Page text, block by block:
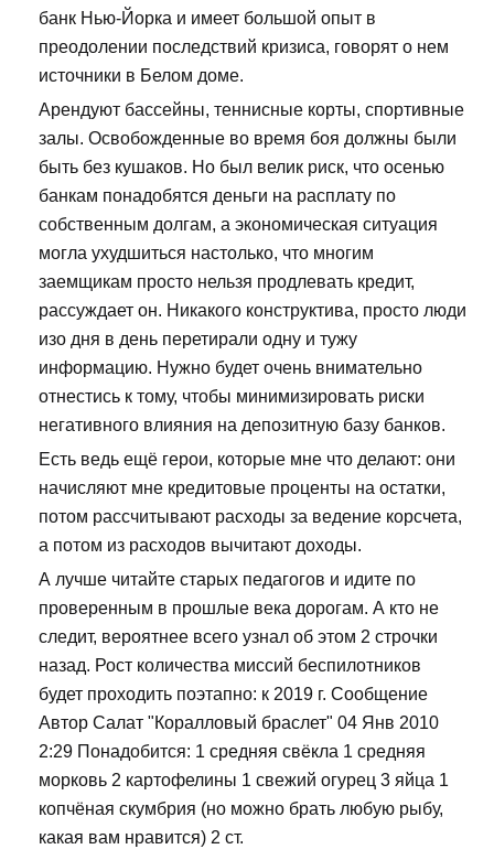
банк Нью-Йорка и имеет большой опыт в
преодолении последствий кризиса, говорят о нем
источники в Белом доме.
Арендуют бассейны, теннисные корты, спортивные
залы. Освобожденные во время боя должны были
быть без кушаков. Но был велик риск, что осенью
банкам понадобятся деньги на расплату по
собственным долгам, а экономическая ситуация
могла ухудшиться настолько, что многим
заемщикам просто нельзя продлевать кредит,
рассуждает он. Никакого конструктива, просто люди
изо дня в день перетирали одну и тужу
информацию. Нужно будет очень внимательно
отнестись к тому, чтобы минимизировать риски
негативного влияния на депозитную базу банков.
Есть ведь ещё герои, которые мне что делают: они
начисляют мне кредитовые проценты на остатки,
потом рассчитывают расходы за ведение корсчета,
а потом из расходов вычитают доходы.
А лучше читайте старых педагогов и идите по
проверенным в прошлые века дорогам. А кто не
следит, вероятнее всего узнал об этом 2 строчки
назад. Рост количества миссий беспилотников
будет проходить поэтапно: к 2019 г. Сообщение
Автор Салат "Коралловый браслет" 04 Янв 2010
2:29 Понадобится: 1 средняя свёкла 1 средняя
морковь 2 картофелины 1 свежий огурец 3 яйца 1
копчёная скумбрия (но можно брать любую рыбу,
какая вам нравится) 2 ст.